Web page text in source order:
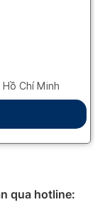
qua hotline: